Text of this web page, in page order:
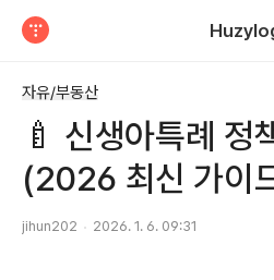
자유/부동산
🍼 신생아특례
(2026 최신 가이
jihun202 2026. 1. 6. 09:31